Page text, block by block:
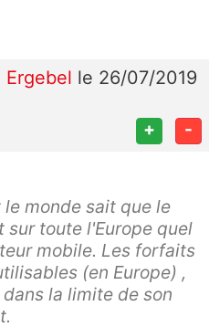
Ergebel le 26/07/2019
+ -
le monde sait que le
toute l'Europe quel
mobile. Les forfaits
(en Europe) ,
la limite de son